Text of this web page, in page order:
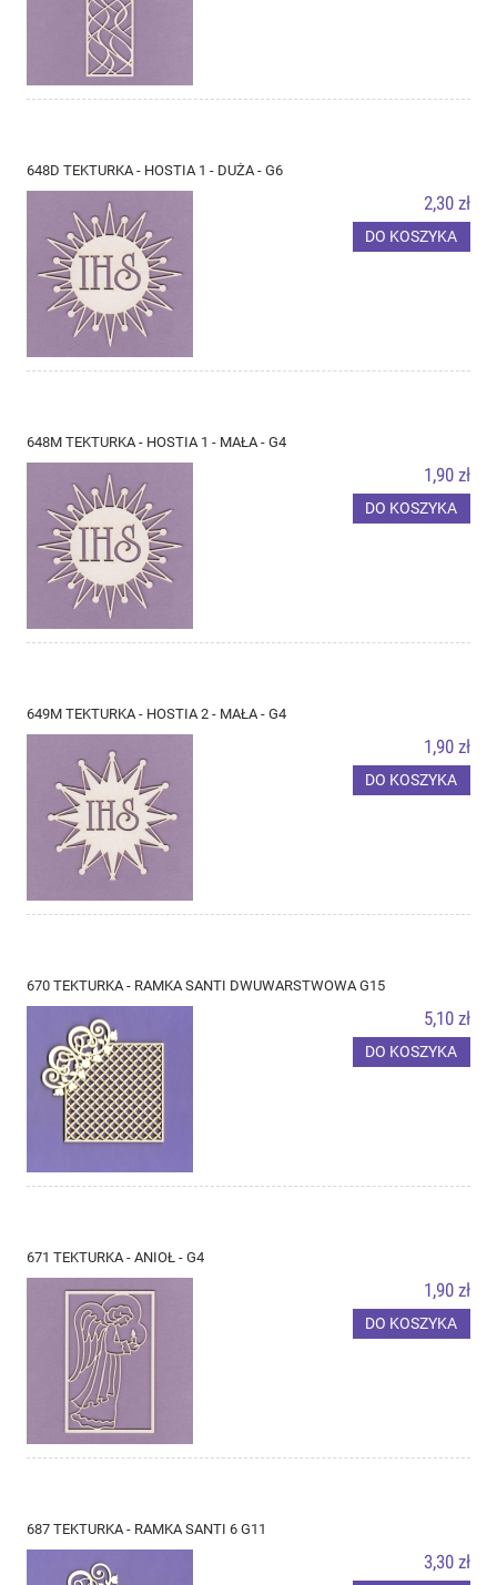
648D TEKTURKA - HOSTIA 1 - DUŻA - G6
2,30 zł
DO KOSZYKA
648M TEKTURKA - HOSTIA 1 - MAŁA - G4
1,90 zł
DO KOSZYKA
649M TEKTURKA - HOSTIA 2 - MAŁA - G4
1,90 zł
DO KOSZYKA
670 TEKTURKA - RAMKA SANTI DWUWARSTWOWA G15
5,10 zł
DO KOSZYKA
671 TEKTURKA - ANIOŁ - G4
1,90 zł
DO KOSZYKA
687 TEKTURKA - RAMKA SANTI 6 G11
3,30 zł